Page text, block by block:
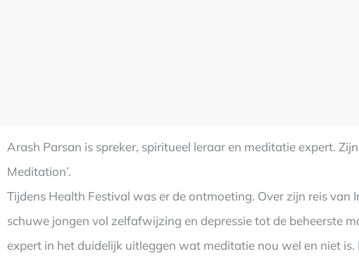
Arash Parsan is spreker, spiritueel leraar en meditatie expert.
Meditation’.
Tijdens Health Festival was er de ontmoeting. Over zijn reis van
schuwe jongen vol zelfafwijzing en depressie tot de beheerste
expert in het duidelijk uitleggen wat meditatie nou wel en niet